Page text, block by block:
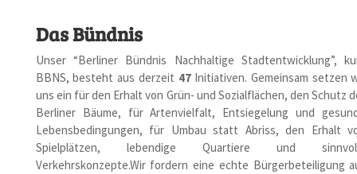
Das Bündnis
Unser “Berliner Bündnis Nachhaltige Stadtentwicklung”,
BBNS, besteht aus derzeit 47Initiativen. Gemeinsam setzen
uns ein für den Erhalt von Grün- und Sozialflächen, den Schutz
Berliner Bäume, für Artenvielfalt, Entsiegelung und
Lebensbedingungen, für Umbau statt Abriss, den Erhalt
Spielplätzen, lebendige Quartiere und
Verkehrskonzepte.Wir fordern eine echte Bürgerbeteiligung